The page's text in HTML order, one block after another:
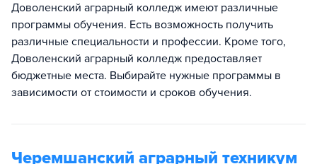
Доволенский аграрный колледж имеют различные
программы обучения. Есть возможность получить
различные специальности и профессии. Кроме того,
Доволенский аграрный колледж предоставляет
бюджетные места. Выбирайте нужные программы в
зависимости от стоимости и сроков обучения.
Черемшанский аграрный техникум